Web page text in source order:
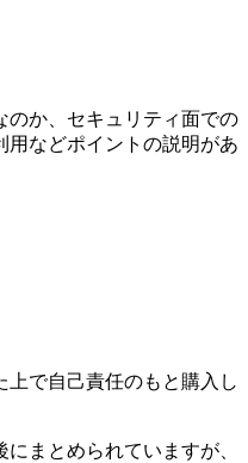
のか、セキュリティ面での
用などポイントの説明があ
で自己責任のもと購入し
まとめられていますが、